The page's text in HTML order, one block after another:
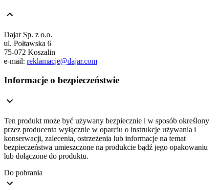
Dajar Sp. z o.o.
ul. Połtawska 6
75-072 Koszalin
e-mail: reklamacje@dajar.com
Informacje o bezpieczeństwie
Ten produkt może być używany bezpiecznie i w sposób określony
przez producenta wyłącznie w oparciu o instrukcje używania i
konserwacji, zalecenia, ostrzeżenia lub informacje na temat
bezpieczeństwa umieszczone na produkcie bądź jego opakowaniu
lub dołączone do produktu.
Do pobrania